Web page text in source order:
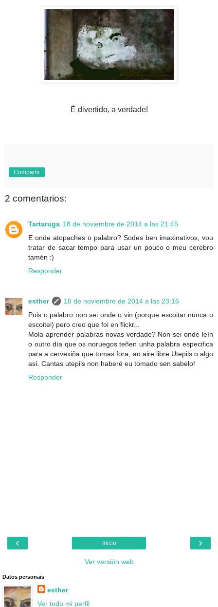
É divertido, a verdade!
Compartir
2 comentarios:
Tartaruga 18 de noviembre de 2014 a las 21:45
E onde atopaches o palabro? Sodes ben imaxinativos, vou
tratar de sacar tempo para usar un pouco o meu cerebro
tamén :)
Responder
esther
18 de noviembre de 2014 a las 23:16
Pois o palabro non sei onde o vin (porque escoitar nunca o
escoitei) pero creo que foi en flickr...
Mola aprender palabras novas verdade? Non sei onde leín
o outro día que os noruegos teñen unha palabra especifica
para a cervexiña que tomas fora, ao aire libre Utepils o algo
así. Cantas utepils non haberé eu tomado sen sabelo!
Responder
‹ ›
Inicio
Ver versión web
Datos personais
esther
Ver todo mi perfil